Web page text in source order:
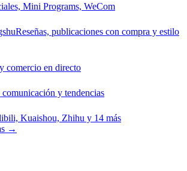
Mini Programs, WeCom
Reseñas, publicaciones con compra y estilo
comercio en directo
comunicación y tendencias
Kuaishou, Zhihu y 14 más
→